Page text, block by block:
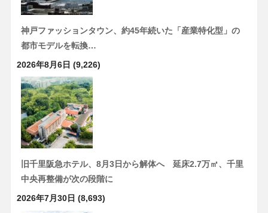
神戸ファッションタウン、約45年続いた「産業特化型」の
都市モデルを転換…
2026年8月6日 (9,226)
旧千里阪急ホテル、8月3日から解体へ 延床2.7万㎡、千里
中央再整備が次の段階に
2026年7月30日 (8,693)